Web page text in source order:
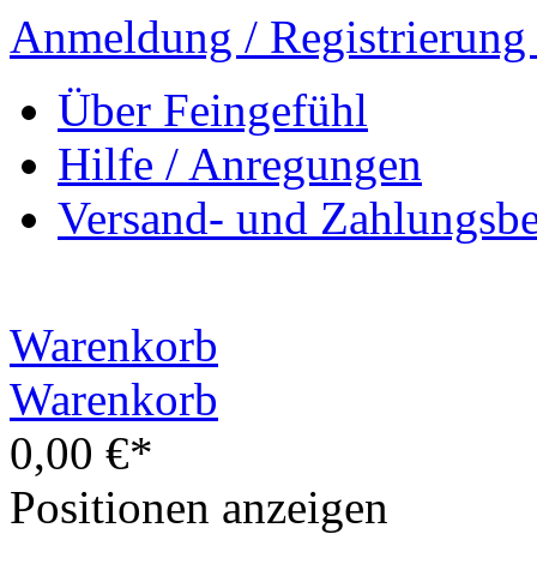
Anmeldung / Registrierung
Über Feingefühl
Hilfe / Anregungen
Versand- und
Warenkorb
Warenkorb
0,00 €*
Positionen anzeigen